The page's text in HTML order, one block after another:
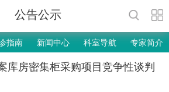
公告公示
指南 新闻中心 科室导航 专家简介
库房密集柜采购项目竞争性谈判